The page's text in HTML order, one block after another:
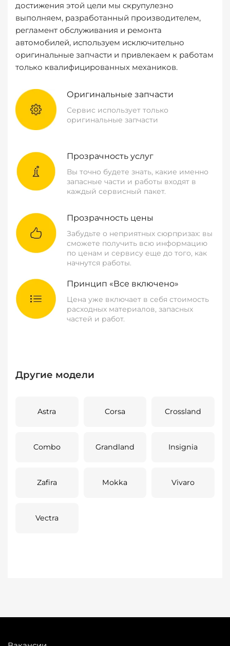
достижения этой цели мы скрупулезно
выполняем, разработанный производителем,
регламент обслуживания и ремонта
автомобилей, используем исключительно
оригинальные запчасти и привлекаем к работам
только квалифицированных механиков.
Оригинальные запчасти
Сервис использует только
оригинальные запчасти
Прозрачность услуг
Вы точно будете знать, какие именно
запасные части и работы входят в
каждый сервисный пакет.
Прозрачность цены
Забудьте о неприятных сюрпризах: вы
сможете получить всю информацию
по ценам и сервису еще до того, как
начнутся работы.
Принцип «Все включено»
Цена уже включает в себя стоимость
расходных материалов, запасных
частей и работ.
Другие модели
Astra Corsa Crossland
Combo Grandland Insignia
Zafira Mokka Vivaro
Vectra